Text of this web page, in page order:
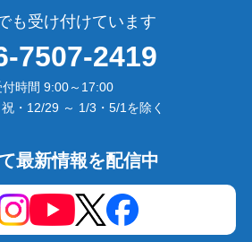
も受け付けています
7507-2419
付時間 9:00～17:00
・12/29 ～ 1/3・5/1を除く
最新情報を配信中